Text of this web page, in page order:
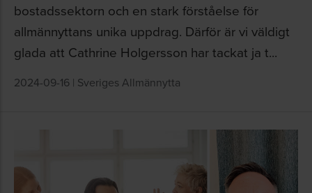
bostadssektorn och en stark förståelse för
allmännyttans unika uppdrag. Därför är vi väldigt
glada att Cathrine Holgersson har tackat ja t...
2024-09-16 | Sveriges Allmännytta